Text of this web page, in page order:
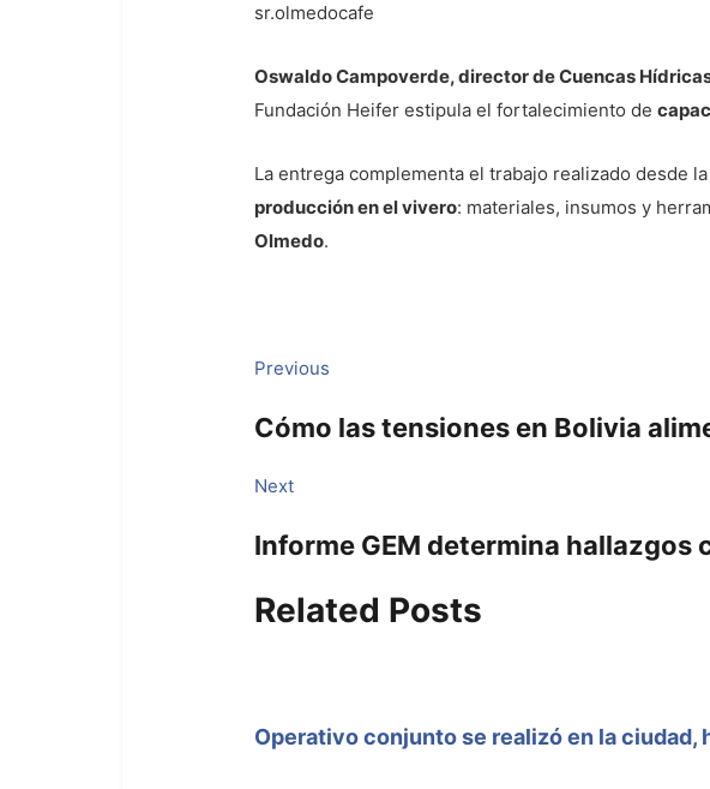
sr.olmedocafe
Oswaldo Campoverde, director de Cuencas
Fundación Heifer estipula el fortalecimiento de
La entrega complementa el trabajo realizado desde
producción en el vivero: materiales, insumos y
Olmedo.
Navegación
de
Previous
Cómo las tensiones en Bolivia
NextNext
Informe GEM determina
Related Posts
Operativo conjunto se realizó en la